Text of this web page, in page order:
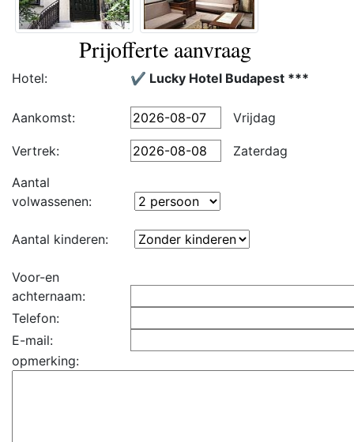
Prijofferte aanvraag
Hotel: ✔️ Lucky Hotel Budapest ***
Aankomst: Vrijdag
Vertrek:
Zaterdag
Aantal
volwassenen:
Aantal kinderen:
Voor-en
achternaam:
Telefon:
E-mail:
opmerking: